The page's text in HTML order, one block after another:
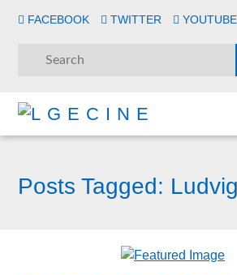
FACEBOOK TWITTER YOUTUBE
Posts Tagged: